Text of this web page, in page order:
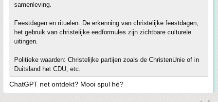
samenleving.
Feestdagen en rituelen: De erkenning van christelijke feestdagen,
het gebruik van christelijke eedformules zijn zichtbare culturele
uitingen.
Politieke waarden: Christelijke partijen zoals de ChristenUnie of in
Duitsland het CDU, etc.
ChatGPT net ontdekt? Mooi spul hè?